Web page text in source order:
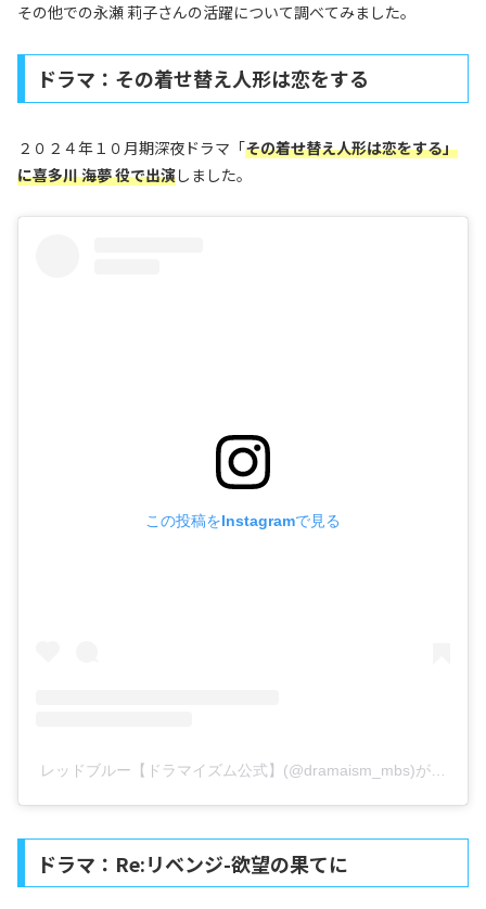
その他での永瀬 莉子さんの活躍について調べてみました。
ドラマ：その着せ替え人形は恋をする
２０２４年１０月期深夜ドラマ「その着せ替え人形は恋をする」
に喜多川 海夢役で出演しました。
この投稿をInstagramで見る
レッドブルー【ドラマイズム公式】(@dramaism_mbs)がシェア
ドラマ：Re:リベンジ-欲望の果てに